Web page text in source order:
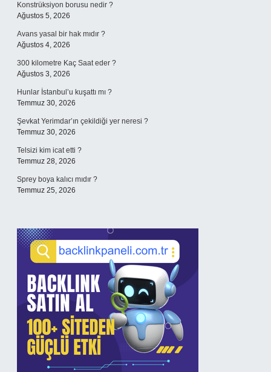
Konstrüksiyon borusu nedir ?
Ağustos 5, 2026
Avans yasal bir hak mıdır ?
Ağustos 4, 2026
300 kilometre Kaç Saat eder ?
Ağustos 3, 2026
Hunlar İstanbul’u kuşattı mı ?
Temmuz 30, 2026
Şevkat Yerimdar’ın çekildiği yer neresi ?
Temmuz 30, 2026
Telsizi kim icat etti ?
Temmuz 28, 2026
Sprey boya kalıcı mıdır ?
Temmuz 25, 2026